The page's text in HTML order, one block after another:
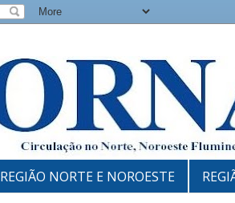
REGIÃO NORTE E NOROESTE